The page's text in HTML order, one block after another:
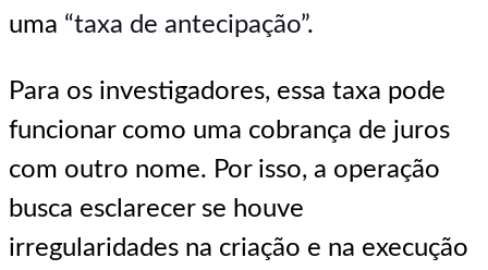
uma “taxa de antecipação”.
Para os investigadores, essa taxa pode
funcionar como uma cobrança de juros
com outro nome. Por isso, a operação
busca esclarecer se houve
irregularidades na criação e na execução